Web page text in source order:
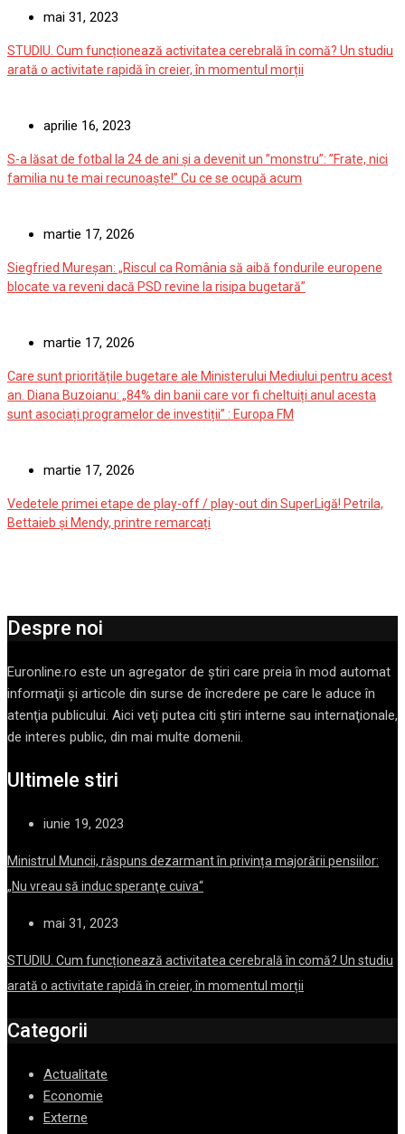
mai 31, 2023
STUDIU. Cum funcționează activitatea cerebrală în comă? Un studiu
arată o activitate rapidă în creier, în momentul morții
aprilie 16, 2023
S-a lăsat de fotbal la 24 de ani și a devenit un ”monstru”: ”Frate, nici
familia nu te mai recunoaște!” Cu ce se ocupă acum
martie 17, 2026
Siegfried Mureșan: „Riscul ca România să aibă fondurile europene
blocate va reveni dacă PSD revine la risipa bugetară”
martie 17, 2026
Care sunt prioritățile bugetare ale Ministerului Mediului pentru acest
an. Diana Buzoianu: „84% din banii care vor fi cheltuiți anul acesta
sunt asociați programelor de investiții” : Europa FM
martie 17, 2026
Vedetele primei etape de play-off / play-out din SuperLigă! Petrila,
Bettaieb și Mendy, printre remarcați
Despre noi
Euronline.ro este un agregator de ştiri care preia în mod automat
informaţii şi articole din surse de încredere pe care le aduce în
atenţia publicului. Aici veţi putea citi ştiri interne sau internaţionale,
de interes public, din mai multe domenii.
Ultimele stiri
iunie 19, 2023
Ministrul Muncii, răspuns dezarmant în privința majorării pensiilor:
„Nu vreau să induc speranţe cuiva“
mai 31, 2023
STUDIU. Cum funcționează activitatea cerebrală în comă? Un studiu
arată o activitate rapidă în creier, în momentul morții
Categorii
Actualitate
Economie
Externe